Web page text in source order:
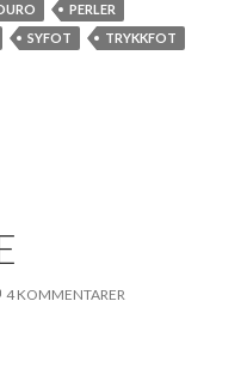
PERLER
SYFOT
TRYKKFOT
4 KOMMENTARER